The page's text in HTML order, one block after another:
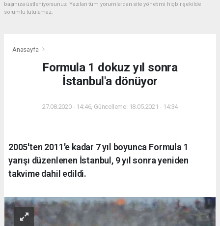
başınıza üstleniyorsunuz. Yazılan tüm yorumlardan site yönetimi hiçbir şekilde
sorumlu tutulamaz.
Anasayfa
Formula 1 dokuz yıl sonra
İstanbul'a dönüyor
27.08.2020 - 14:46, Güncelleme: 18.05.2021 - 14:34
2005'ten 2011'e kadar 7 yıl boyunca Formula 1
yarışı düzenlenen İstanbul, 9 yıl sonra yeniden
takvime dahil edildi.